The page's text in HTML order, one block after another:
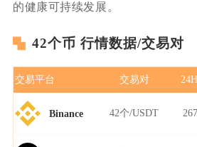
的健康可持续发展。
42个币 行情数据/交易对
交易平台 交易对
Binance 42个/USDT